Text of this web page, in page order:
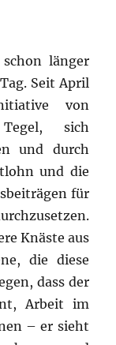
länger
Seit April
von
sich
und durch
und die
für
Knäste aus
die diese
dass der
Arbeit im
– er sieht